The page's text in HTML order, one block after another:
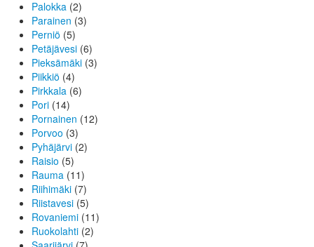
Palokka (2)
Parainen (3)
Perniö (5)
Petäjävesi (6)
Pieksämäki (3)
Piikkiö (4)
Pirkkala (6)
Pori (14)
Pornainen (12)
Porvoo (3)
Pyhäjärvi (2)
Raisio (5)
Rauma (11)
Riihimäki (7)
Riistavesi (5)
Rovaniemi (11)
Ruokolahti (2)